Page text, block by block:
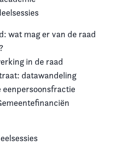
wat mag er van de raad
in de raad
datawandeling
eenpersoonsfractie